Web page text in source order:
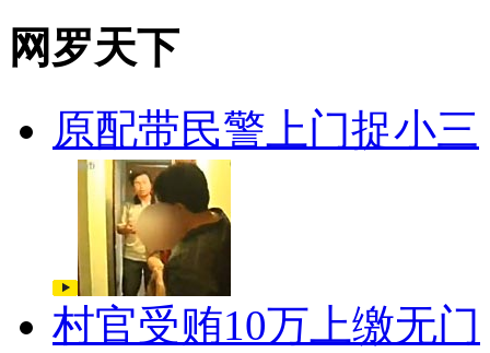
网罗天下
原配带民警上门捉小三
村官受贿10万上缴无门